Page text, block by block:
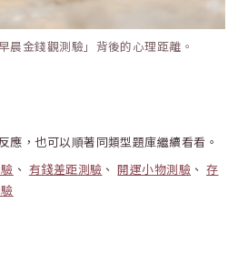
晨金錢觀測驗」背後的心理距離。
應，也可以順著同類型題庫繼續看看。
、 有錢差距測驗 、開運小物測驗 、 存